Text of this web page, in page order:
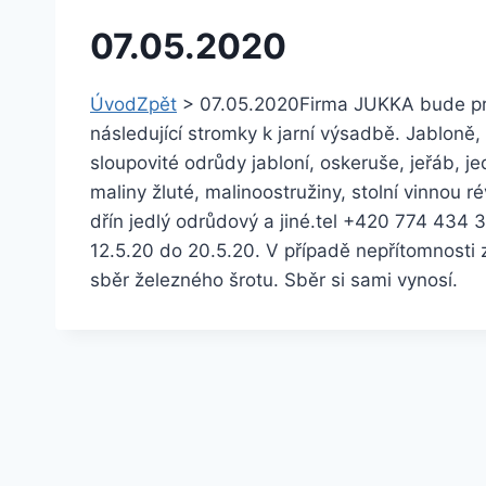
07.05.2020
ÚvodZpět > 07.05.2020Firma JUKKA bude
následující stromky k jarní výsadbě.
sloupovité odrůdy jabloní, oskeruše, jeřáb,
maliny žluté, malinoostružiny, stolní vinnou
dřín jedlý odrůdový a jiné.tel +420 774 434
12.5.20 do 20.5.20. V případě
sběr železného šrotu. Sběr si sami vynosí.